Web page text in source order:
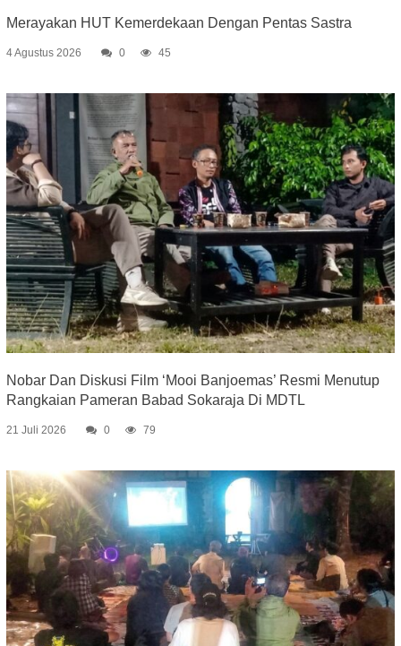
Merayakan HUT Kemerdekaan Dengan Pentas Sastra
4 Agustus 2026 0 45
Nobar Dan Diskusi Film ‘Mooi Banjoemas’ Resmi Menutup
Rangkaian Pameran Babad Sokaraja Di MDTL
21 Juli 2026 0 79